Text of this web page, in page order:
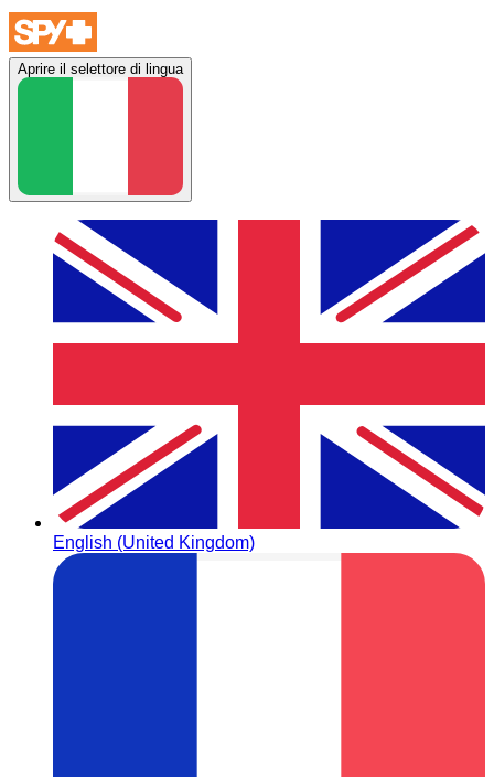
Aprire il selettore di lingua
English (United Kingdom)